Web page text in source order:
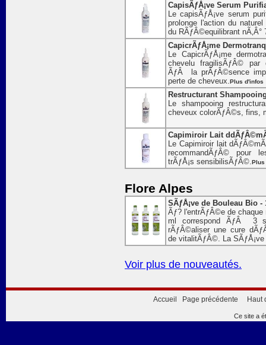
CapisÃƒÅ¡ve Serum
Le capisÃƒÅ¡ve serum
prolonge l'action du
du RÃƒÂ©equilibrant nÃ‚Â°
CapicrÃƒÅ¡me
Le CapicrÃƒÅ¡me
chevelu fragilisÃƒÂ© par
ÃƒÂ la prÃƒÂ©sence
perte de cheveux.Plus d'infos
Restructurant
Le shampooing
cheveux colorÃƒÂ©s, fins,
Capimiroir Lait
Le Capimiroir lait
recommandÃƒÂ© pour
trÃƒÅ¡s sensibilisÃƒÂ©.Plus
Flore Alpes
SÃƒÅ¡ve de Bouleau Bio -
Ãƒ? l'entrÃƒÂ©e de
ml correspond ÃƒÂ 3
rÃƒÂ©aliser une cure
de vitalitÃƒÂ©. La
Voir plus de nouveautés.
Accueil Page précédente Haut
Ce site a